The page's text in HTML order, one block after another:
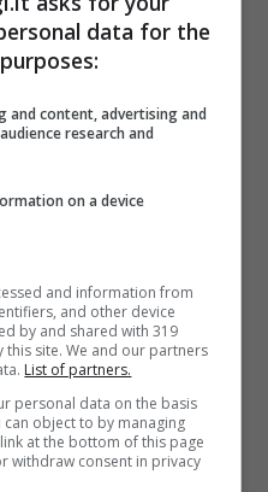
disporre del
tenere conto del
e questi non
caso, possono
anche persone
oppure enti di
è che la quota
la quota
gli eredi
la
data for the
and content, advertising and
research and
on a device
and information from
and other device
by and shared with 319
site. We and our partners
List of partners.
personal data on the basis
object to by managing
at the bottom of this page
withdraw consent in privacy